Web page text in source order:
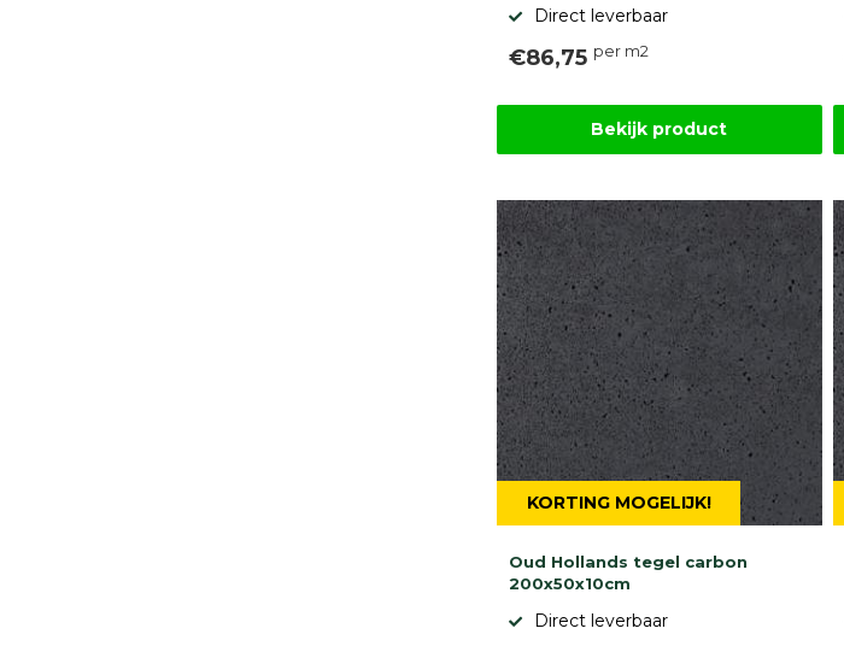
Direct leverbaar
€86,75 per m2
Bekijk product
KORTING MOGELIJK!
Oud Hollands tegel carbon
200x50x10cm
Direct leverbaar